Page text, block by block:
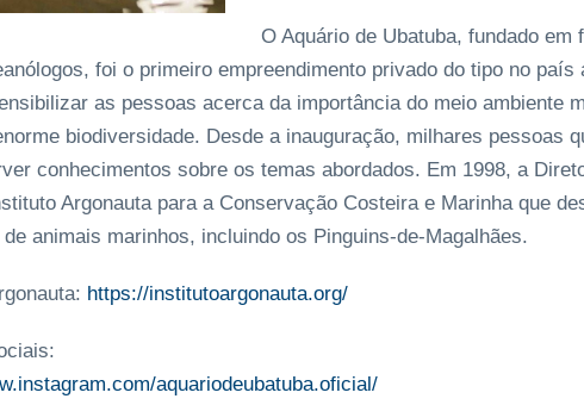
O Aquário de Ubatuba, fundado em
foi o primeiro empreendimento privado do tipo no
as pessoas acerca da importância do meio ambiente
biodiversidade. Desde a inauguração, milhares pessoas
conhecimentos sobre os temas abordados. Em 1998, a
Argonauta para a Conservação Costeira e Marinha que
animais marinhos, incluindo os Pinguins-de-Magalhães.
https://institutoargonauta.org/
aquariodeubatuba.oficial/